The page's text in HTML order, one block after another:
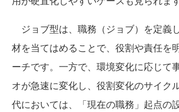
ジョブ型は、職務（ジョブ）を定義
材を当てはめることで、役割や責任を
ーチです。一方で、環境変化に応じて
オが急速に変化し、役割変化のサイク
代においては、「現在の職務」起点の